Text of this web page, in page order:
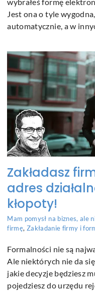
Jest ona o tyle
automatycznie, a w
Zakładasz
adres
kłopoty!
Mam pomysł na biznes, ale
firmę, Zakładanie firmy i
Formalności nie są
Ale niektórych nie da
jakie decyzje będziesz
pojedziesz do urzędu